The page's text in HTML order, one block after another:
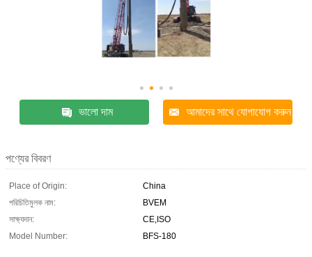
ভালো দাম আমাদের সাথে যোগাযোগ করুন
পণ্যের বিবরণ
Place of Origin:
China
পরিচিতিমুলক নাম:
BVEM
সাক্ষ্যদান:
CE,ISO
Model Number:
BFS-180